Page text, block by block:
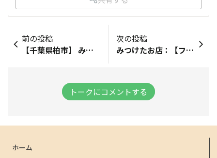
前の投稿
【千葉県柏市】 みつけたお店：【スギ薬局／柏豊四季店】 みつけた商品：【ビスキュイ、ワッフル(アールグレイ)】 ※こちらの店舗では、商品棚のところと吊り下げ販売の2つの場所に有りました😄 1つのお店で2ヶ所に置いてくださっているとは😍 売れている予感✨🎶🥰
次の投稿
みつけたお店：【ファミリーマート 新富町駅前店】 みつけた商品：【ワッフル ココア・アールグレイ】 みつけたお店：【ファミリーマート 銀座二丁目店】 みつけた商品：【ワッフル アールグレイ】 みつけたお店：【ファミリーマート 有楽町駅前店】 みつけた商品：【ワッフル ココア・アールグレイ、ビスキュイ】
トークにコメントする
ホーム